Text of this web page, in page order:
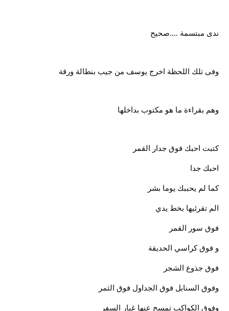
ندى مبتسمة ....صحيح
وفى تلك اللحظة اخرج يوسف من جيب بنطالة ورقة
وهم بقراءة ما هو مكتوب بداخلها
كتبت احبك فوق جدار القمر
احبك جدا
كما لم يحببك يوما بشر
الم تقرئيها بخط يدي
فوق سور القمر
و فوق كراسي الحديقة
فوق جذوع الشجر
وفوق السنابل فوق الجداول فوق الثمر
وفوق الكواكب تمسح عنها غبار السفر